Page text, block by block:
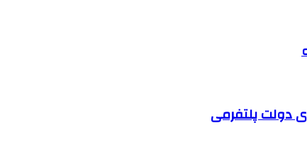
دولت پلتفرمی